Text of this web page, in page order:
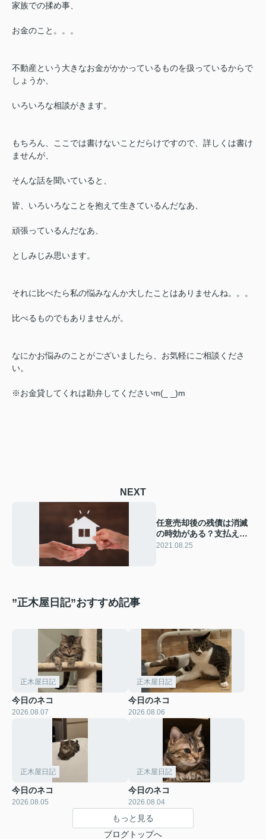
家族での揉め事、
お金のこと。。。
不動産という大きなお金がかかっているものを扱っているからで
しょうか、
いろいろな相談がきます。
もちろん、ここでは書けないことだらけですので、詳しくは書け
ませんが、
そんな話を聞いていると、
皆、いろいろなことを抱えて生きているんだなあ、
頑張っているんだなあ、
としみじみ思います。
それに比べたら私の悩みなんか大したことはありませんね。。。
比べるものでもありませんが。
なにかお悩みのことがございましたら、お気軽にご相談くださ
い。
※お金貸してくれは勘弁してくださいm(_ _)m
NEXT
任意売却後の残債は消滅
の時効がある？支払えな
い場合の対処法とは
2021.08.25
”正木屋日記”おすすめ記事
正木屋日記
今日のネコ
2026.08.07
正木屋日記
今日のネコ
2026.08.06
正木屋日記
今日のネコ
2026.08.05
正木屋日記
今日のネコ
2026.08.04
もっと見る
ブログトップへ